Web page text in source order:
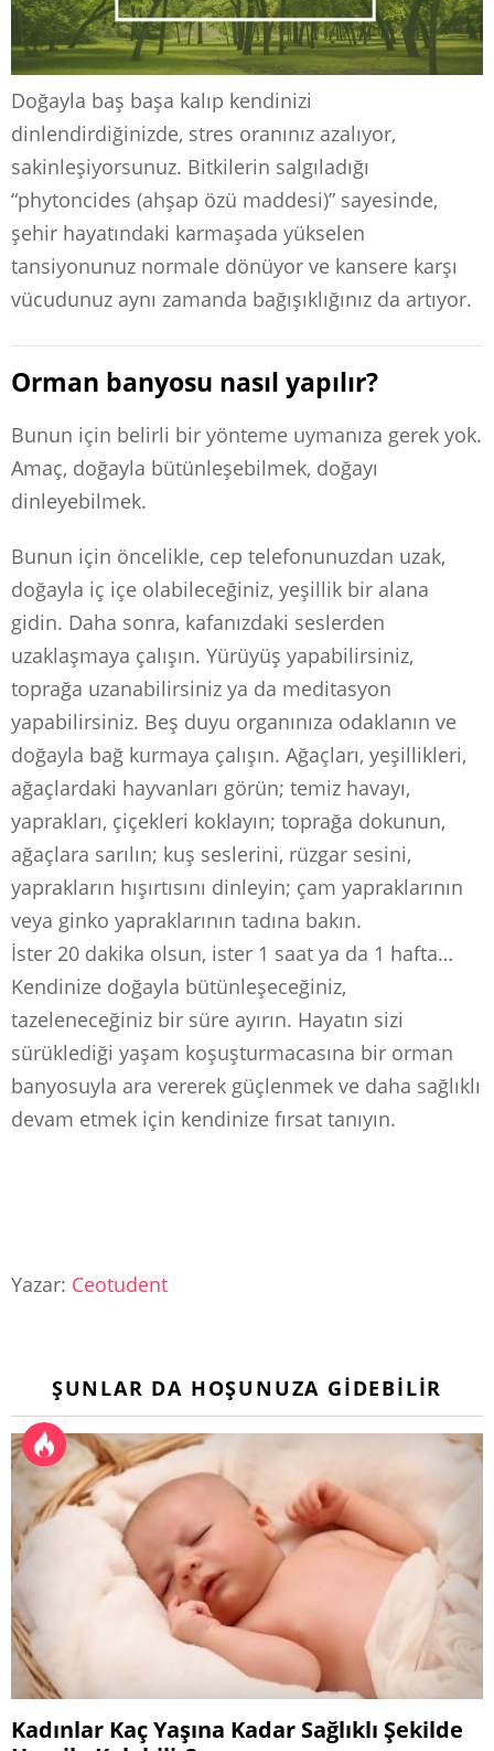
Doğayla baş başa kalıp kendinizi
dinlendirdiğinizde, stres oranınız azalıyor,
sakinleşiyorsunuz. Bitkilerin salgıladığı
“phytoncides (ahşap özü maddesi)” sayesinde,
şehir hayatındaki karmaşada yükselen
tansiyonunuz normale dönüyor ve kansere karşı
vücudunuz aynı zamanda bağışıklığınız da artıyor.
Orman banyosu nasıl yapılır?
Bunun için belirli bir yönteme uymanıza gerek yok.
Amaç, doğayla bütünleşebilmek, doğayı
dinleyebilmek.
Bunun için öncelikle, cep telefonunuzdan uzak,
doğayla iç içe olabileceğiniz, yeşillik bir alana
gidin. Daha sonra, kafanızdaki seslerden
uzaklaşmaya çalışın. Yürüyüş yapabilirsiniz,
toprağa uzanabilirsiniz ya da meditasyon
yapabilirsiniz. Beş duyu organınıza odaklanın ve
doğayla bağ kurmaya çalışın. Ağaçları, yeşillikleri,
ağaçlardaki hayvanları görün; temiz havayı,
yaprakları, çiçekleri koklayın; toprağa dokunun,
ağaçlara sarılın; kuş seslerini, rüzgar sesini,
yaprakların hışırtısını dinleyin; çam yapraklarının
veya ginko yapraklarının tadına bakın.
İster 20 dakika olsun, ister 1 saat ya da 1 hafta…
Kendinize doğayla bütünleşeceğiniz,
tazeleneceğiniz bir süre ayırın. Hayatın sizi
sürüklediği yaşam koşuşturmacasına bir orman
banyosuyla ara vererek güçlenmek ve daha sağlıklı
devam etmek için kendinize fırsat tanıyın.
Yazar: Ceotudent
ŞUNLAR DA HOŞUNUZA GIDEBILIR
Kadınlar Kaç Yaşına Kadar Sağlıklı Şekilde